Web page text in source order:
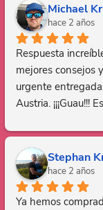
Michael
hace 2 años
Respuesta
mejores consejos
urgente
Austria.
Stephan
hace 2 años
Ya hemos